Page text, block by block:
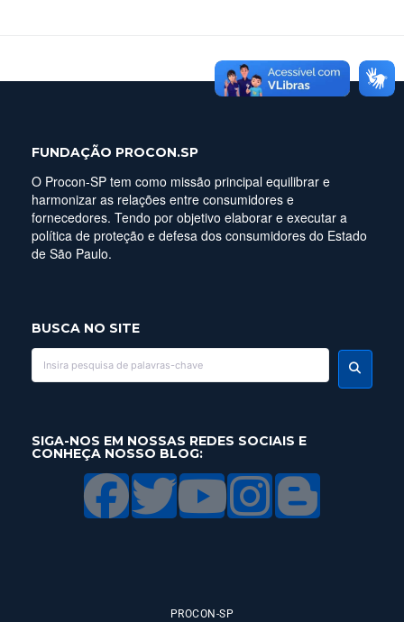
FUNDAÇÃO PROCON.SP
O Procon-SP tem como missão principal equilibrar e
harmonizar as relações entre consumidores e
fornecedores. Tendo por objetivo elaborar e executar a
política de proteção e defesa dos consumidores do Estado
de São Paulo.
BUSCA NO SITE
SIGA-NOS EM NOSSAS REDES SOCIAIS E
CONHEÇA NOSSO BLOG:
PROCON-SP